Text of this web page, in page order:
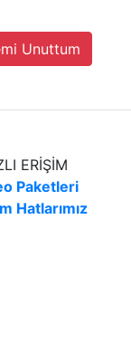
Unuttum
ERİŞİM
Paketleri
Hatlarımız